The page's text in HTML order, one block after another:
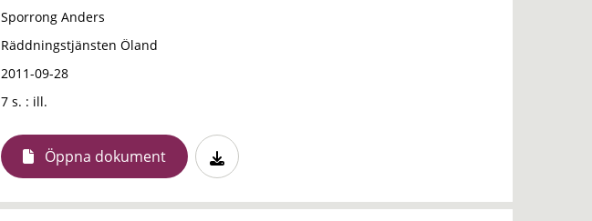
Sporrong Anders
Räddningstjänsten Öland
2011-09-28
7 s. : ill.
Öppna dokument